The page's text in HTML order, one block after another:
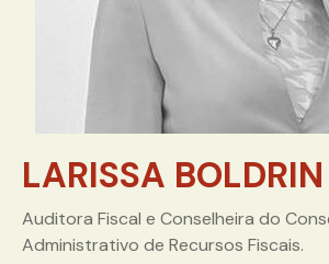
LARISSA BOLDRIN
Auditora Fiscal e Conselheira do
Administrativo de Recursos Fiscais.